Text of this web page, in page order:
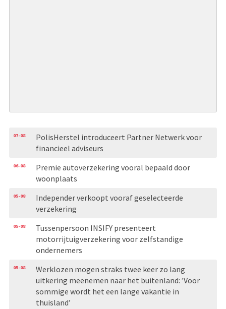
07-08
PolisHerstel introduceert Partner Netwerk voor
financieel adviseurs
06-08
Premie autoverzekering vooral bepaald door
woonplaats
05-08
Independer verkoopt vooraf geselecteerde
verzekering
05-08
Tussenpersoon INSIFY presenteert
motorrijtuigverzekering voor zelfstandige
ondernemers
05-08
Werklozen mogen straks twee keer zo lang
uitkering meenemen naar het buitenland: ’Voor
sommige wordt het een lange vakantie in
thuisland’